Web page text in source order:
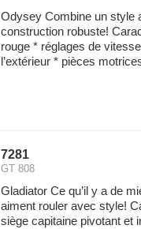
Odysey Combine un style
construction robuste!
rouge * réglages de
l’extérieur * pièces
7281
GT 808
Gladiator Ce qu’il y a de
aiment rouler avec style!
siège capitaine pivotant et